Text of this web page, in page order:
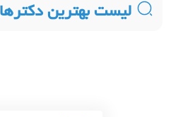
لیست بهترین